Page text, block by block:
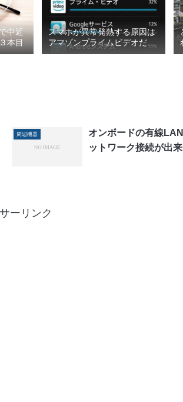
中近
本目
スマホが異常発熱する原因は
アマゾンプライムビデオだっ
た
周辺機器
オンボードの有線
ットワーク接続が出来
ーリンク